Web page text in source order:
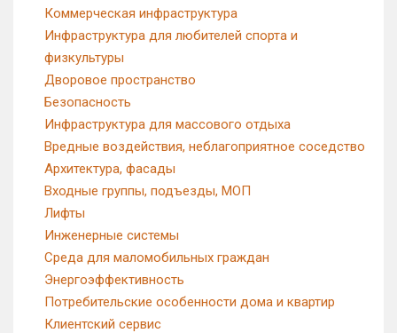
Коммерческая инфраструктура
Инфраструктура для любителей спорта и
физкультуры
Дворовое пространство
Безопасность
Инфраструктура для массового отдыха
Вредные воздействия, неблагоприятное соседство
Архитектура, фасады
Входные группы, подъезды, МОП
Лифты
Инженерные системы
Среда для маломобильных граждан
Энергоэффективность
Потребительские особенности дома и квартир
Клиентский сервис